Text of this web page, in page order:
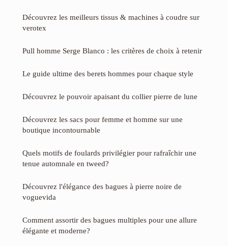
Découvrez les meilleurs tissus & machines à coudre sur
verotex
Pull homme Serge Blanco : les critères de choix à retenir
Le guide ultime des berets hommes pour chaque style
Découvrez le pouvoir apaisant du collier pierre de lune
Découvrez les sacs pour femme et homme sur une
boutique incontournable
Quels motifs de foulards privilégier pour rafraîchir une
tenue automnale en tweed?
Découvrez l'élégance des bagues à pierre noire de
voguevida
Comment assortir des bagues multiples pour une allure
élégante et moderne?